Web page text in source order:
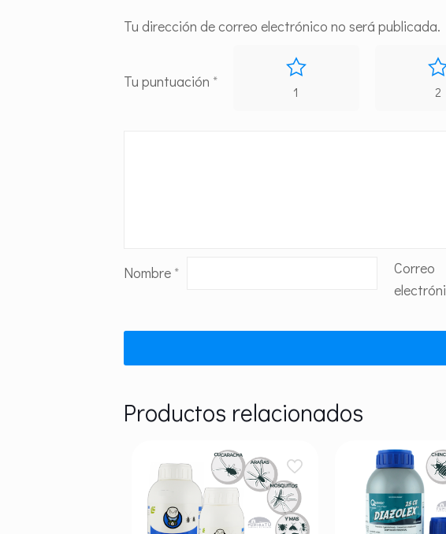
Tu dirección de correo electrónico no será publicada.
Tu puntuación *
1 2
Nombre *
Correo
Productos relacionados